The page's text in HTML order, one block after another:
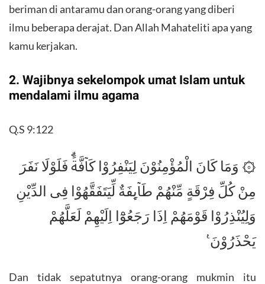
beriman di antaramu dan orang-orang yang diberi
ilmu beberapa derajat. Dan Allah Mahateliti apa yang
kamu kerjakan.
2. Wajibnya sekelompok umat Islam untuk
mendalami ilmu agama
Q.S 9:122
۞ وَمَا كَانَ الْمُؤْمِنُوْنَ لِيَنْفِرُوْا كَاۤفَّةًۗ فَلَوْلَا نَفَرَ
مِنْ كُلِّ فِرْقَةٍ مِّنْهُمْ طَاۤىِٕفَةٌ لِّيَتَفَقَّهُوْا فِى الدِّيْنِ
وَلِيُنْذِرُوْا قَوْمَهُمْ اِذَا رَجَعُوْٓا اِلَيْهِمْ لَعَلَّهُمْ
يَحْذَرُوْنَ ࣖ
Dan tidak sepatutnya orang-orang mukmin itu